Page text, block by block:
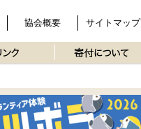
サイトマップ
協会概要